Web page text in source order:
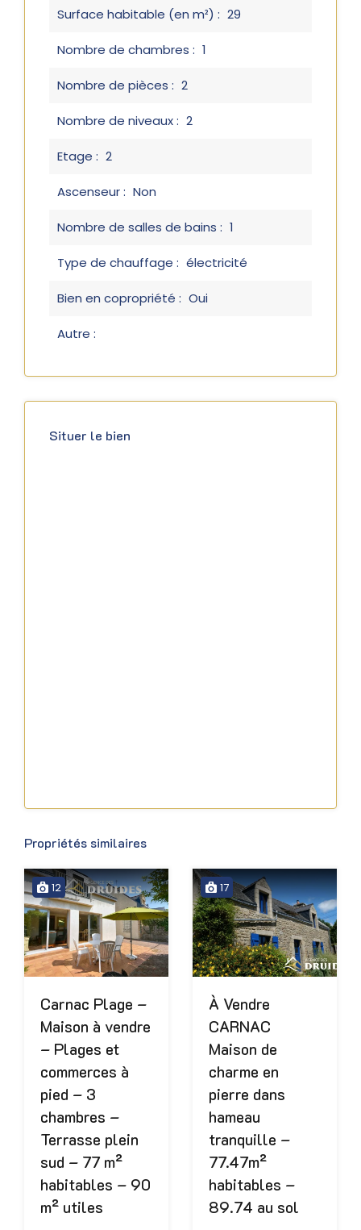
Surface habitable (en m²) : 29
Nombre de chambres : 1
Nombre de pièces : 2
Nombre de niveaux : 2
Etage : 2
Ascenseur : Non
Nombre de salles de bains : 1
Type de chauffage : électricité
Bien en copropriété : Oui
Autre :
Situer le bien
Propriétés similaires
12
Carnac Plage –
Maison à vendre
– Plages et
commerces à
pied – 3
chambres –
Terrasse plein
sud – 77 m²
habitables – 90
m² utiles
17
À Vendre
CARNAC
Maison de
charme en
pierre dans
hameau
tranquille –
77.47m²
habitables –
89.74 au sol